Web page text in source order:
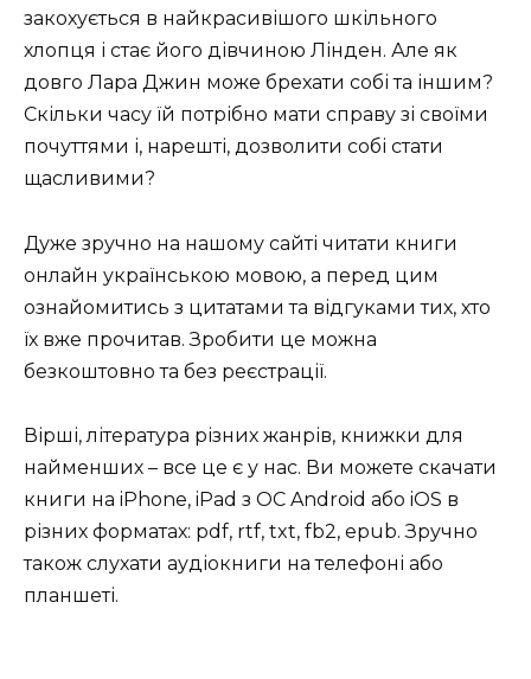
закохується в найкрасивішого шкільного
хлопця і стає його дівчиною Лінден. Але як
довго Лара Джин може брехати собі та іншим?
Скільки часу їй потрібно мати справу зі своїми
почуттями і, нарешті, дозволити собі стати
щасливими?
Дуже зручно на нашому сайті читати книги
онлайн українською мовою, а перед цим
ознайомитись з цитатами та відгуками тих, хто
їх вже прочитав. Зробити це можна
безкоштовно та без реєстрації.
Вірші, література різних жанрів, книжки для
найменших – все це є у нас. Ви можете скачати
книги на iPhone, iPad з ОС Android або iOS в
різних форматах: pdf, rtf, txt, fb2, epub. Зручно
також слухати аудіокниги на телефоні або
планшеті.